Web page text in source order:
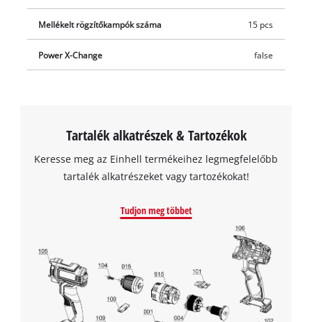
Mellékelt rögzítőkampók száma 15 pcs
Power X-Change false
Tartalék alkatrészek & Tartozékok
Keresse meg az Einhell termékeihez legmegfelelőbb
tartalék alkatrészeket vagy tartozékokat!
Tudjon meg többet